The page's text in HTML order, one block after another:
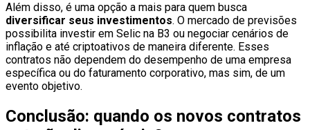
Além disso, é uma opção a mais para quem busca
diversificar seus investimentos. O mercado de previsões
possibilita investir em Selic na B3 ou negociar cenários de
inflação e até criptoativos de maneira diferente. Esses
contratos não dependem do desempenho de uma empresa
específica ou do faturamento corporativo, mas sim, de um
evento objetivo.
Conclusão: quando os novos contratos